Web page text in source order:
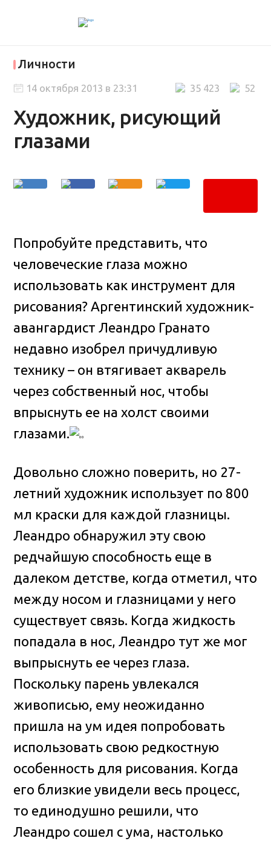
Личности
Художник, рисующий
глазами
52
35 423
14 октября 2013 в 23:31
Попробуйте представить, что
человеческие глаза можно
использовать как инструмент для
рисования? Аргентинский художник-
авангардист Леандро Гранато
недавно изобрел причудливую
технику – он втягивает акварель
через собственный нос, чтобы
впрыснуть ее на холст своими
глазами.
Довольно сложно поверить, но 27-
летний художник использует по 800
мл краски для каждой глазницы.
Леандро обнаружил эту свою
редчайшую способность еще в
далеком детстве, когда отметил, что
между носом и глазницами у него
существует связь. Когда жидкость
попадала в нос, Леандро тут же мог
выпрыснуть ее через глаза.
Поскольку парень увлекался
живописью, ему неожиданно
пришла на ум идея попробовать
использовать свою редкостную
особенность для рисования. Когда
его близкие увидели весь процесс,
то единодушно решили, что
Леандро сошел с ума, настолько